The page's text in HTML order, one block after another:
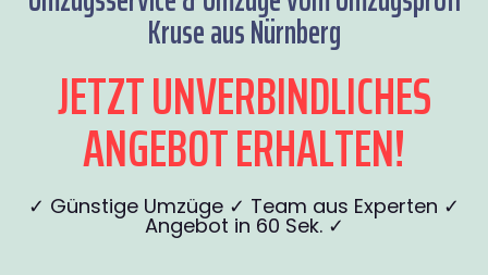
Kruse aus Nürnberg
JETZT UNVERBINDLICHES
ANGEBOT ERHALTEN!
✓ Günstige Umzüge ✓ Team aus Experten ✓
Angebot in 60 Sek. ✓